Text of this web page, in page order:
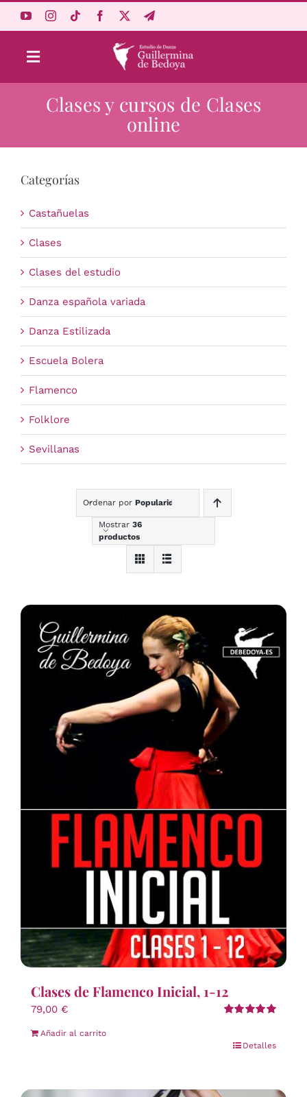
Toggle
Navigation
Aprende Online
Estudio
Carrito
Clases y cursos de Clases
online
Categorías
Castañuelas
Clases
Clases del estudio
Danza española variada
Danza Estilizada
Escuela Bolera
Flamenco
Folklore
Sevillanas
Ordenar por Popularidad
Mostrar 36
productos
Clases de Flamenco Inicial, 1-12
79,00 €
Añadir al carrito
Detalles